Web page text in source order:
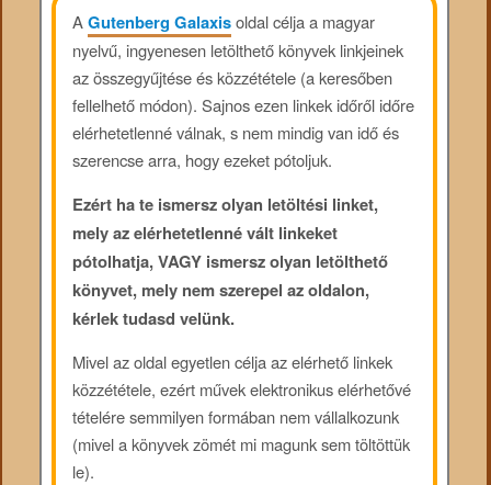
AGutenberg Galaxisoldal célja a magyar
nyelvű, ingyenesen letölthető könyvek linkjeinek
az összegyűjtése és közzététele (a keresőben
fellelhető módon). Sajnos ezen linkek időről időre
elérhetetlenné válnak, s nem mindig van idő és
szerencse arra, hogy ezeket pótoljuk.
Ezért ha te ismersz olyan letöltési linket,
mely az elérhetetlenné vált linkeket
pótolhatja, VAGY ismersz olyan letölthető
könyvet, mely nem szerepel az oldalon,
kérlek tudasd velünk.
Mivel az oldal egyetlen célja az elérhető linkek
közzététele, ezért művek elektronikus elérhetővé
tételére semmilyen formában nem vállalkozunk
(mivel a könyvek zömét mi magunk sem töltöttük
le).